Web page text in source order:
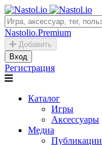
Nastolio.Premium
Добавить
Вход
Регистрация
Каталог
Игры
Аксессуары
Медиа
Публикации